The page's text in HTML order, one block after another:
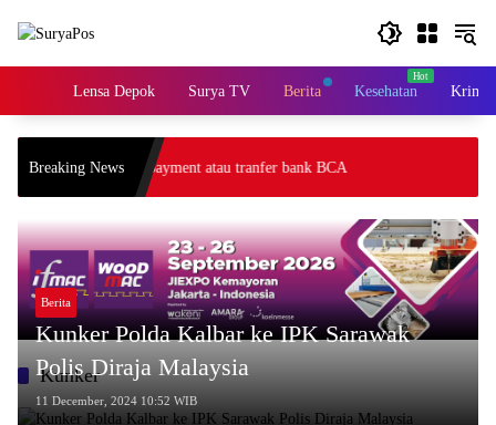
HomeLensa Depok Surya TV Berita Kesehatan
Breaking News
melalui gateway payment atau tranfer bank BCA
Kunker
Berita
Kunker Polda Kalbar ke IPK Sarawak
Polis Diraja Malaysia
11 December, 2024 10:52 WIB